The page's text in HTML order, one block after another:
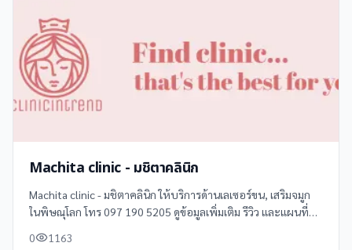
Machita clinic - มชิตาคลินิก
Machita clinic - มชิตาคลินิก ให้บริการด้านเลเซอร์ขน, เสริมจมูก
ในพิษณุโลก โทร 097 190 5205 ดูข้อมูลเพิ่มเติม รีวิว และแผนที่
0 1163